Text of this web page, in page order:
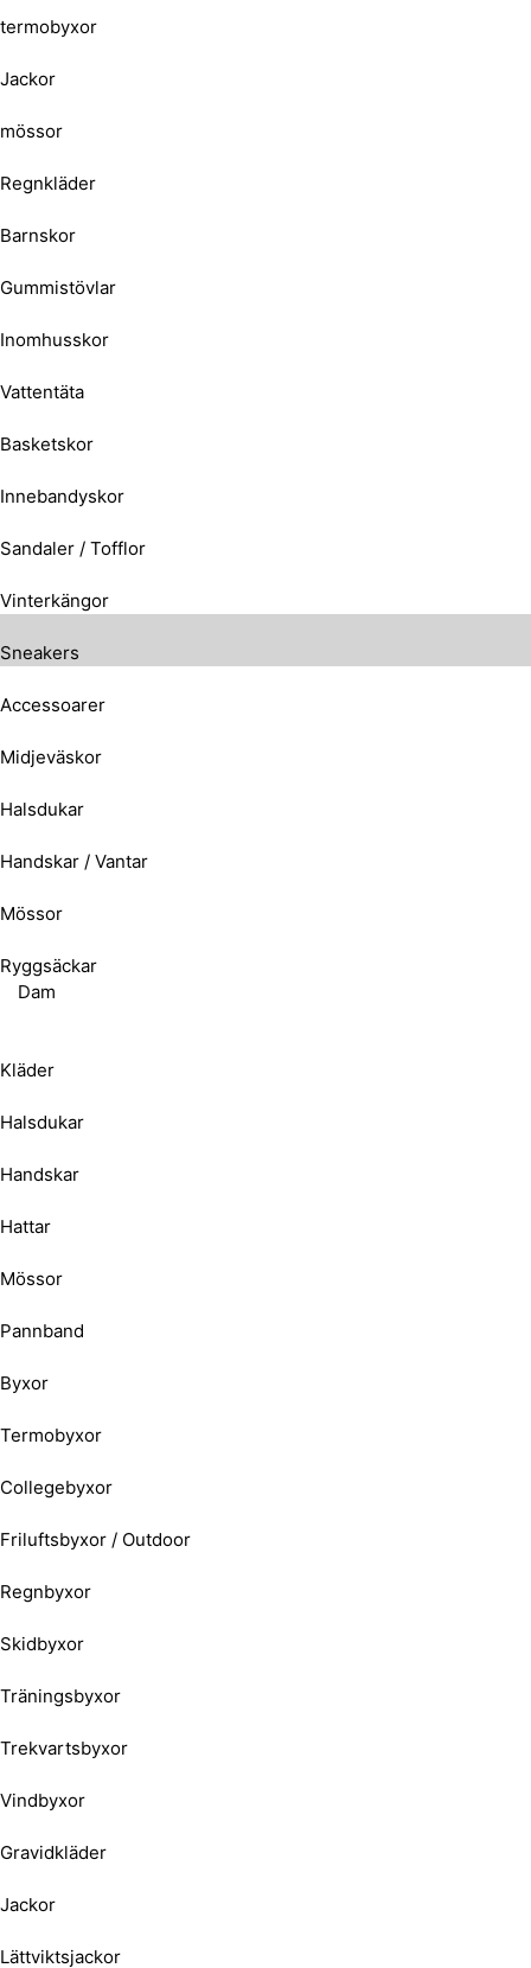
termobyxor
Jackor
mössor
Regnkläder
Barnskor
Gummistövlar
Inomhusskor
Vattentäta
Basketskor
Innebandyskor
Sandaler / Tofflor
Vinterkängor
Sneakers
Accessoarer
Midjeväskor
Halsdukar
Handskar / Vantar
Mössor
Ryggsäckar
Dam
Kläder
Halsdukar
Handskar
Hattar
Mössor
Pannband
Byxor
Termobyxor
Collegebyxor
Friluftsbyxor / Outdoor
Regnbyxor
Skidbyxor
Träningsbyxor
Trekvartsbyxor
Vindbyxor
Gravidkläder
Jackor
Lättviktsjackor